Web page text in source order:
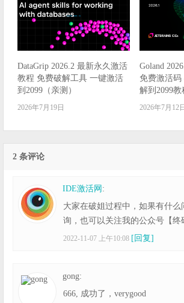
DataGrip 2026.2 最新永久激活
教程 免费破解工具 一键激活
到2099（亲测）
2026年7月19日
Goland
免费激活码
解到2099教
2026年7月12日
2 条评论
IDE激活网 :
大家在破姐过程中，如果有什么
询，也可以关注我的公众号【终
2022-11-07 上午10:08 [回复]
gong:
666, 成功了，verygood